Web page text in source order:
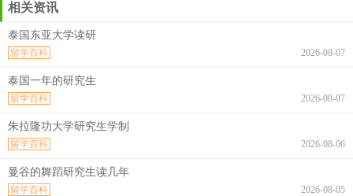
相关资讯
泰国东亚大学读研
2026-08-07
留学百科
泰国一年的研究生
2026-08-07
留学百科
朱拉隆功大学研究生学制
2026-08-06
留学百科
曼谷的舞蹈研究生读几年
2026-08-05
留学百科